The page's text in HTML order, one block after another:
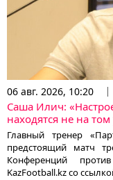
06 авг. 2026, 10:20
Саша Илич:
находятся не на
Главный тренер
предстоящий матч
Конференций
KazFootball.kz со